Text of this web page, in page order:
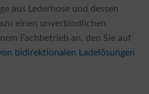
aus Lederhose und dessen
einen unverbindlichen
Fachbetrieb an, den Sie auf
bidirektionalen Ladelösungen